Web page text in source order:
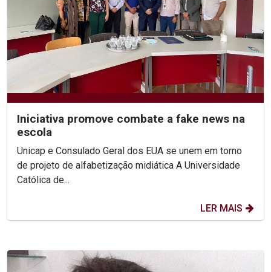
Iniciativa promove combate a fake news na
escola
Unicap e Consulado Geral dos EUA se unem em torno
de projeto de alfabetização midiática A Universidade
Católica de...
LER MAIS